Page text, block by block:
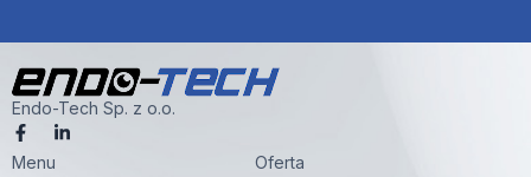
Endo-Tech Sp. z o.o.
F
a
c
L
i
Menu
Oferta